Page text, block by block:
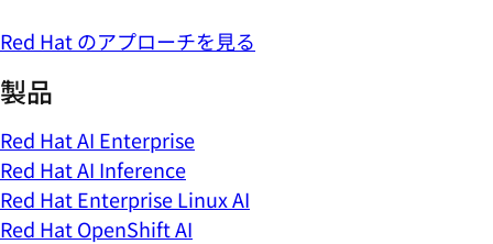
Red Hat のアプローチを見る
製品
Red Hat AI Enterprise
Red Hat AI Inference
Red Hat Enterprise Linux AI
Red Hat OpenShift AI